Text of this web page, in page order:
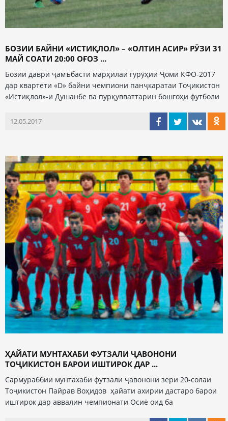
БОЗИИ БАЙНИ «ИСТИҚЛОЛ» – «ОЛТИН АСИР» РӮЗИ 31
МАЙ СОАТИ 20:00 ОҒОЗ ...
Бозии даври ҷамъбасти марҳилаи гурӯҳии Ҷоми КФО-2017
дар квартети «D» байни чемпиони панҷкаратаи Тоҷикистон
«Истиқлол»-и Душанбе ва пурқувваттарин бошгоҳи футболи
12.05.2017
ҲАЙАТИ МУНТАХАБИ ФУТЗАЛИ ҶАВОНОНИ
ТОҶИКИСТОН БАРОИ ИШТИРОК ДАР ...
Сармураббии мунтахаби футзали ҷавонони зери 20-солаи
Тоҷикистон Пайрав Воҳидов ҳайати ахирии дастаро барои
иштирок дар аввалин чемпионати Осиё оид ба